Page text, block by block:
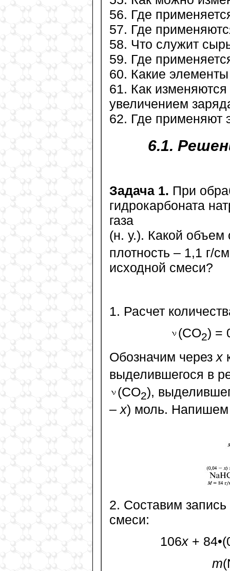
56. Где
57. Где
58. Что служит
59. Где
60. Какие
61. Как изменяются
увеличением
62. Где применяют
6.1.
Задача 1. При
гидрокарбоната
газа
(н. у.). Какой
плотность – 1,1 г/см
исходной смеси?
1. Расчет
(CO2) =
Обозначим через х
выделившегося в
(CO2),
– х) моль. Напишем
2. Составим
смеси:
106х+
m